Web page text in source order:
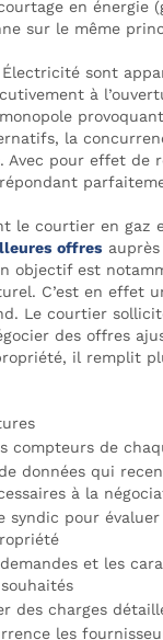
en énergie
sur le même
sont
à
la
Avec pour effet de
le courtier en gaz
offres
objectif est
C’est en effet
Le courtier
des offres
il remplit
compteurs de
données qui
à la
syndic pour
et les
des charges
les